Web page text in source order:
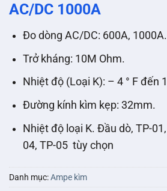
AC/DC 1000A
Đo dòng AC/DC: 600A, 1000A.
Trở kháng: 10M Ohm.
Nhiệt độ (Loại K): – 4 ° F đến
Đường kính kìm kẹp: 32mm.
Nhiệt độ loại K. Đầu dò, TP-
04, TP-05 tùy chọn
Danh mục:Ampe kìm